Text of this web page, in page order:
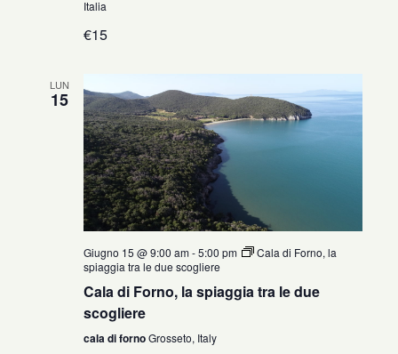
Italia
€15
LUN
15
Giugno 15 @ 9:00 am-5:00 pm
Cala di Forno, la
spiaggia tra le due scogliere
Cala di Forno, la spiaggia tra le due
scogliere
cala di fornoGrosseto, Italy